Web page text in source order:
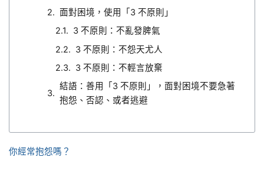
面對困境，使用「3 不原則」
3 不原則：不亂發脾氣
3 不原則：不怨天尤人
3 不原則：不輕言放棄
結語：善用「3 不原則」，面對困境不要急著
抱怨、否認、或者逃避
你經常抱怨嗎？